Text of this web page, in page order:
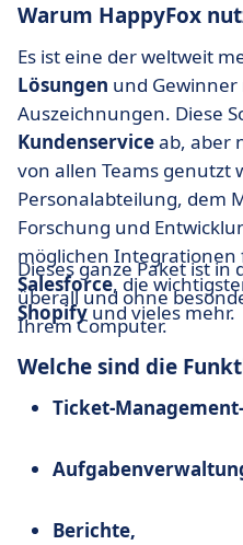
Warum HappyFox
Es ist eine der weltweit
Lösungen und
Auszeichnungen. Diese
Kundenserviceab, aber
von allen Teams genutzt
Personalabteilung, dem
Forschung und
möglichen Integrationen
Salesforce, die
Shopifyund vieles mehr.
Dieses ganze Paket ist in
überall und ohne
Ihrem Computer.
Welche sind die
Ticket-
Berichte,